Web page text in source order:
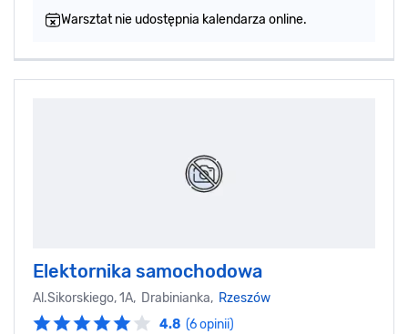
Warsztat nie udostępnia kalendarza online.
Elektornika samochodowa
Al.Sikorskiego, 1A, Drabinianka, Rzeszów
4.8 (6 opinii)